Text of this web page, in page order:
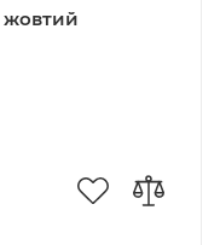
жовтий